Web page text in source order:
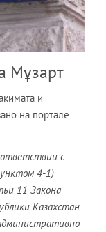
Мұзарт
и
на портале
с
4-1)
11 Закона
Казахстан